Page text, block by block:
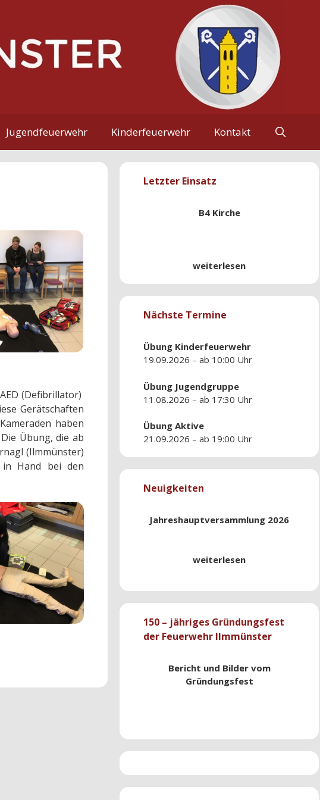
Jugendfeuerwehr Kinderfeuerwehr Kontakt
(Defibrillator)
Gerätschaften
haben
Übung, die ab
(Ilmmünster)
in Hand bei den
Letzter Einsatz
B4 Kirche
weiterlesen
Nächste Termine
Übung Kinderfeuerwehr
19.09.2026 – ab 10:00 Uhr
Übung Jugendgruppe
11.08.2026 – ab 17:30 Uhr
Übung Aktive
21.09.2026 – ab 19:00 Uhr
Neuigkeiten
Jahreshauptversammlung 2026
weiterlesen
150 – jähriges Gründungsfest
der Feuerwehr Ilmmünster
Bericht und Bilder vom
Gründungsfest